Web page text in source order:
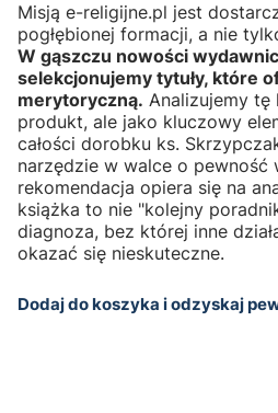
Misją e-religijne.pl jest
pogłębionej formacji, a nie
W gąszczu nowości
selekcjonujemy tytuły, które
merytoryczną. Analizujemy tę
produkt, ale jako kluczowy
całości dorobku ks.
narzędzie w walce o pewność
rekomendacja opiera się na
książka to nie "kolejny
diagnoza, bez której inne
okazać się nieskuteczne.
Dodaj do koszyka i odzyskaj